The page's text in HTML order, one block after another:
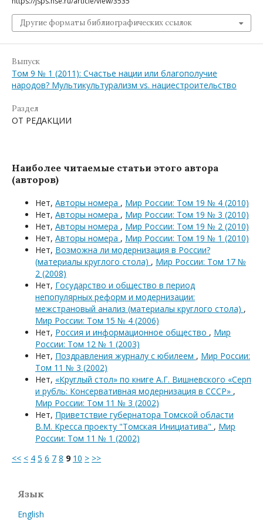
Другие форматы библиографических ссылок
Выпуск
Том 9 № 1 (2011): Счастье нации или благополучие
народов? Мультикультурализм vs. нациестроительство
Раздел
ОТ РЕДАКЦИИ
Наиболее читаемые статьи этого автора
(авторов)
Нет, Авторы номера , Мир России: Том 19 № 4 (2010)
Нет, Авторы номера , Мир России: Том 19 № 3 (2010)
Нет, Авторы номера , Мир России: Том 19 № 2 (2010)
Нет, Авторы номера , Мир России: Том 19 № 1 (2010)
Нет, Возможна ли модернизация в России?
(материалы круглого стола) , Мир России: Том 17 №
2 (2008)
Нет, Государство и общество в период
непопулярных реформ и модернизации:
межстрановый анализ (материалы круглого стола) ,
Мир России: Том 15 № 4 (2006)
Нет, Россия и информационное общество , Мир
России: Том 12 № 1 (2003)
Нет, Поздравления журналу с юбилеем , Мир России:
Том 11 № 3 (2002)
Нет, «Круглый стол» по книге А.Г. Вишневского «Серп
и рубль: Консервативная модернизация в СССР» ,
Мир России: Том 11 № 3 (2002)
Нет, Приветствие губернатора Томской области
В.М. Кресса проекту "Томская Инициатива" , Мир
России: Том 11 № 1 (2002)
<< < 4 5 6 7 8 9 10 > >>
Язык
English